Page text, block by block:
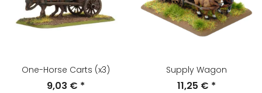
One-Horse Carts (x3)
9,03 € *
Supply Wagon
11,25 € *